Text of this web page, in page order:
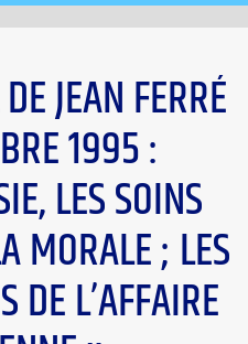
JEAN FERRÉ
1995 :
LES SOINS
MORALE ; LES
DE L’AFFAIRE